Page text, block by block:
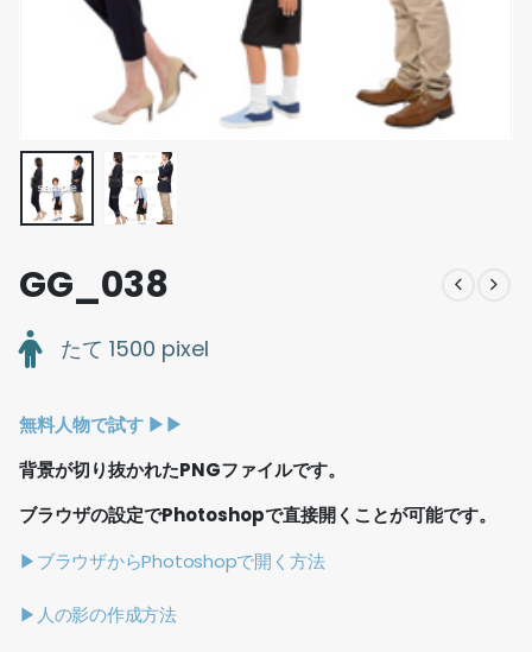
GG_038
たて 1500 pixel
無料人物で試す ▶︎▶︎
背景が切り抜かれたPNGファイルです。
ブラウザの設定でPhotoshopで直接開くことが可能です。
▶ブラウザからPhotoshopで開く方法
▶人の影の作成方法